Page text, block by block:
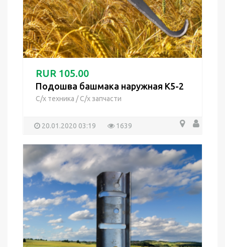
RUR 105.00
Подошва башмака наружная К5-2
С/х техника /С/х запчасти
20.01.2020 03:19 1639